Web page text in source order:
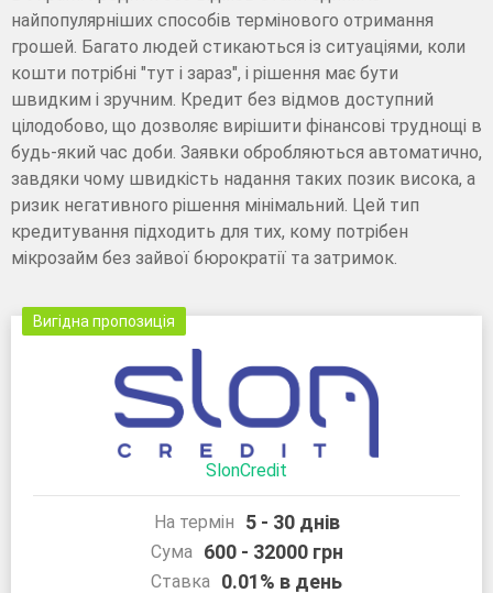
найпопулярніших способів термінового отримання
грошей. Багато людей стикаються із ситуаціями, коли
кошти потрібні "тут і зараз", і рішення має бути
швидким і зручним. Кредит без відмов доступний
цілодобово, що дозволяє вирішити фінансові труднощі в
будь-який час доби. Заявки обробляються автоматично,
завдяки чому швидкість надання таких позик висока, а
ризик негативного рішення мінімальний. Цей тип
кредитування підходить для тих, кому потрібен
мікрозайм без зайвої бюрократії та затримок.
Вигідна пропозиція
SlonCredit
На термін 5 - 30 днів
Сума 600 - 32000 грн
Ставка 0.01% в день